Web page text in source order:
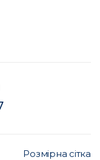
Розмірна сітка